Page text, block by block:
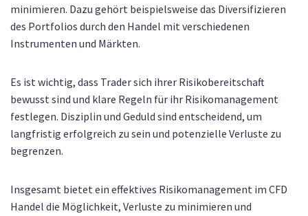
minimieren. Dazu gehört beispielsweise das Diversifizieren
des Portfolios durch den Handel mit verschiedenen
Instrumenten und Märkten.
Es ist wichtig, dass Trader sich ihrer Risikobereitschaft
bewusst sind und klare Regeln für ihr Risikomanagement
festlegen. Disziplin und Geduld sind entscheidend, um
langfristig erfolgreich zu sein und potenzielle Verluste zu
begrenzen.
Insgesamt bietet ein effektives Risikomanagement im CFD
Handel die Möglichkeit, Verluste zu minimieren und